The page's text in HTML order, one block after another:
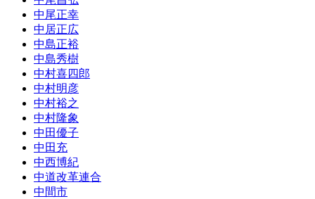
中尾正幸
中居正広
中島正裕
中島秀樹
中村喜四郎
中村明彦
中村裕之
中村隆象
中田優子
中田充
中西博紀
中道改革連合
中間市